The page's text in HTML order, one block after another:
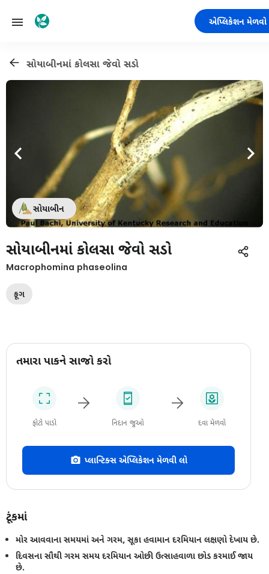
એપ્લિકેશન મેળવો
સોયાબીનમાં કોલસા જેવો સડો
સોયાબીન
સોયાબીનમાં કોલસા જેવો સડો
Macrophomina phaseolina
ફૂગ
તમારા પાકને સાજો કરો
ફોટો પાડો નિદાન જુઓ દવા મેળવો
પ્લાન્ટિક્સ એપ્લિકેશન મેળવી લો
ટૂંકમાં
મોર આવવાના સમયમાં અને ગરમ, સૂકા હવામાન દરમિયાન લક્ષણો દેખાય છે.
દિવસના સૌથી ગરમ સમય દરમિયાન ઓછી ઉત્સાહવાળા છોડ કરમાઈ જાય
છે.